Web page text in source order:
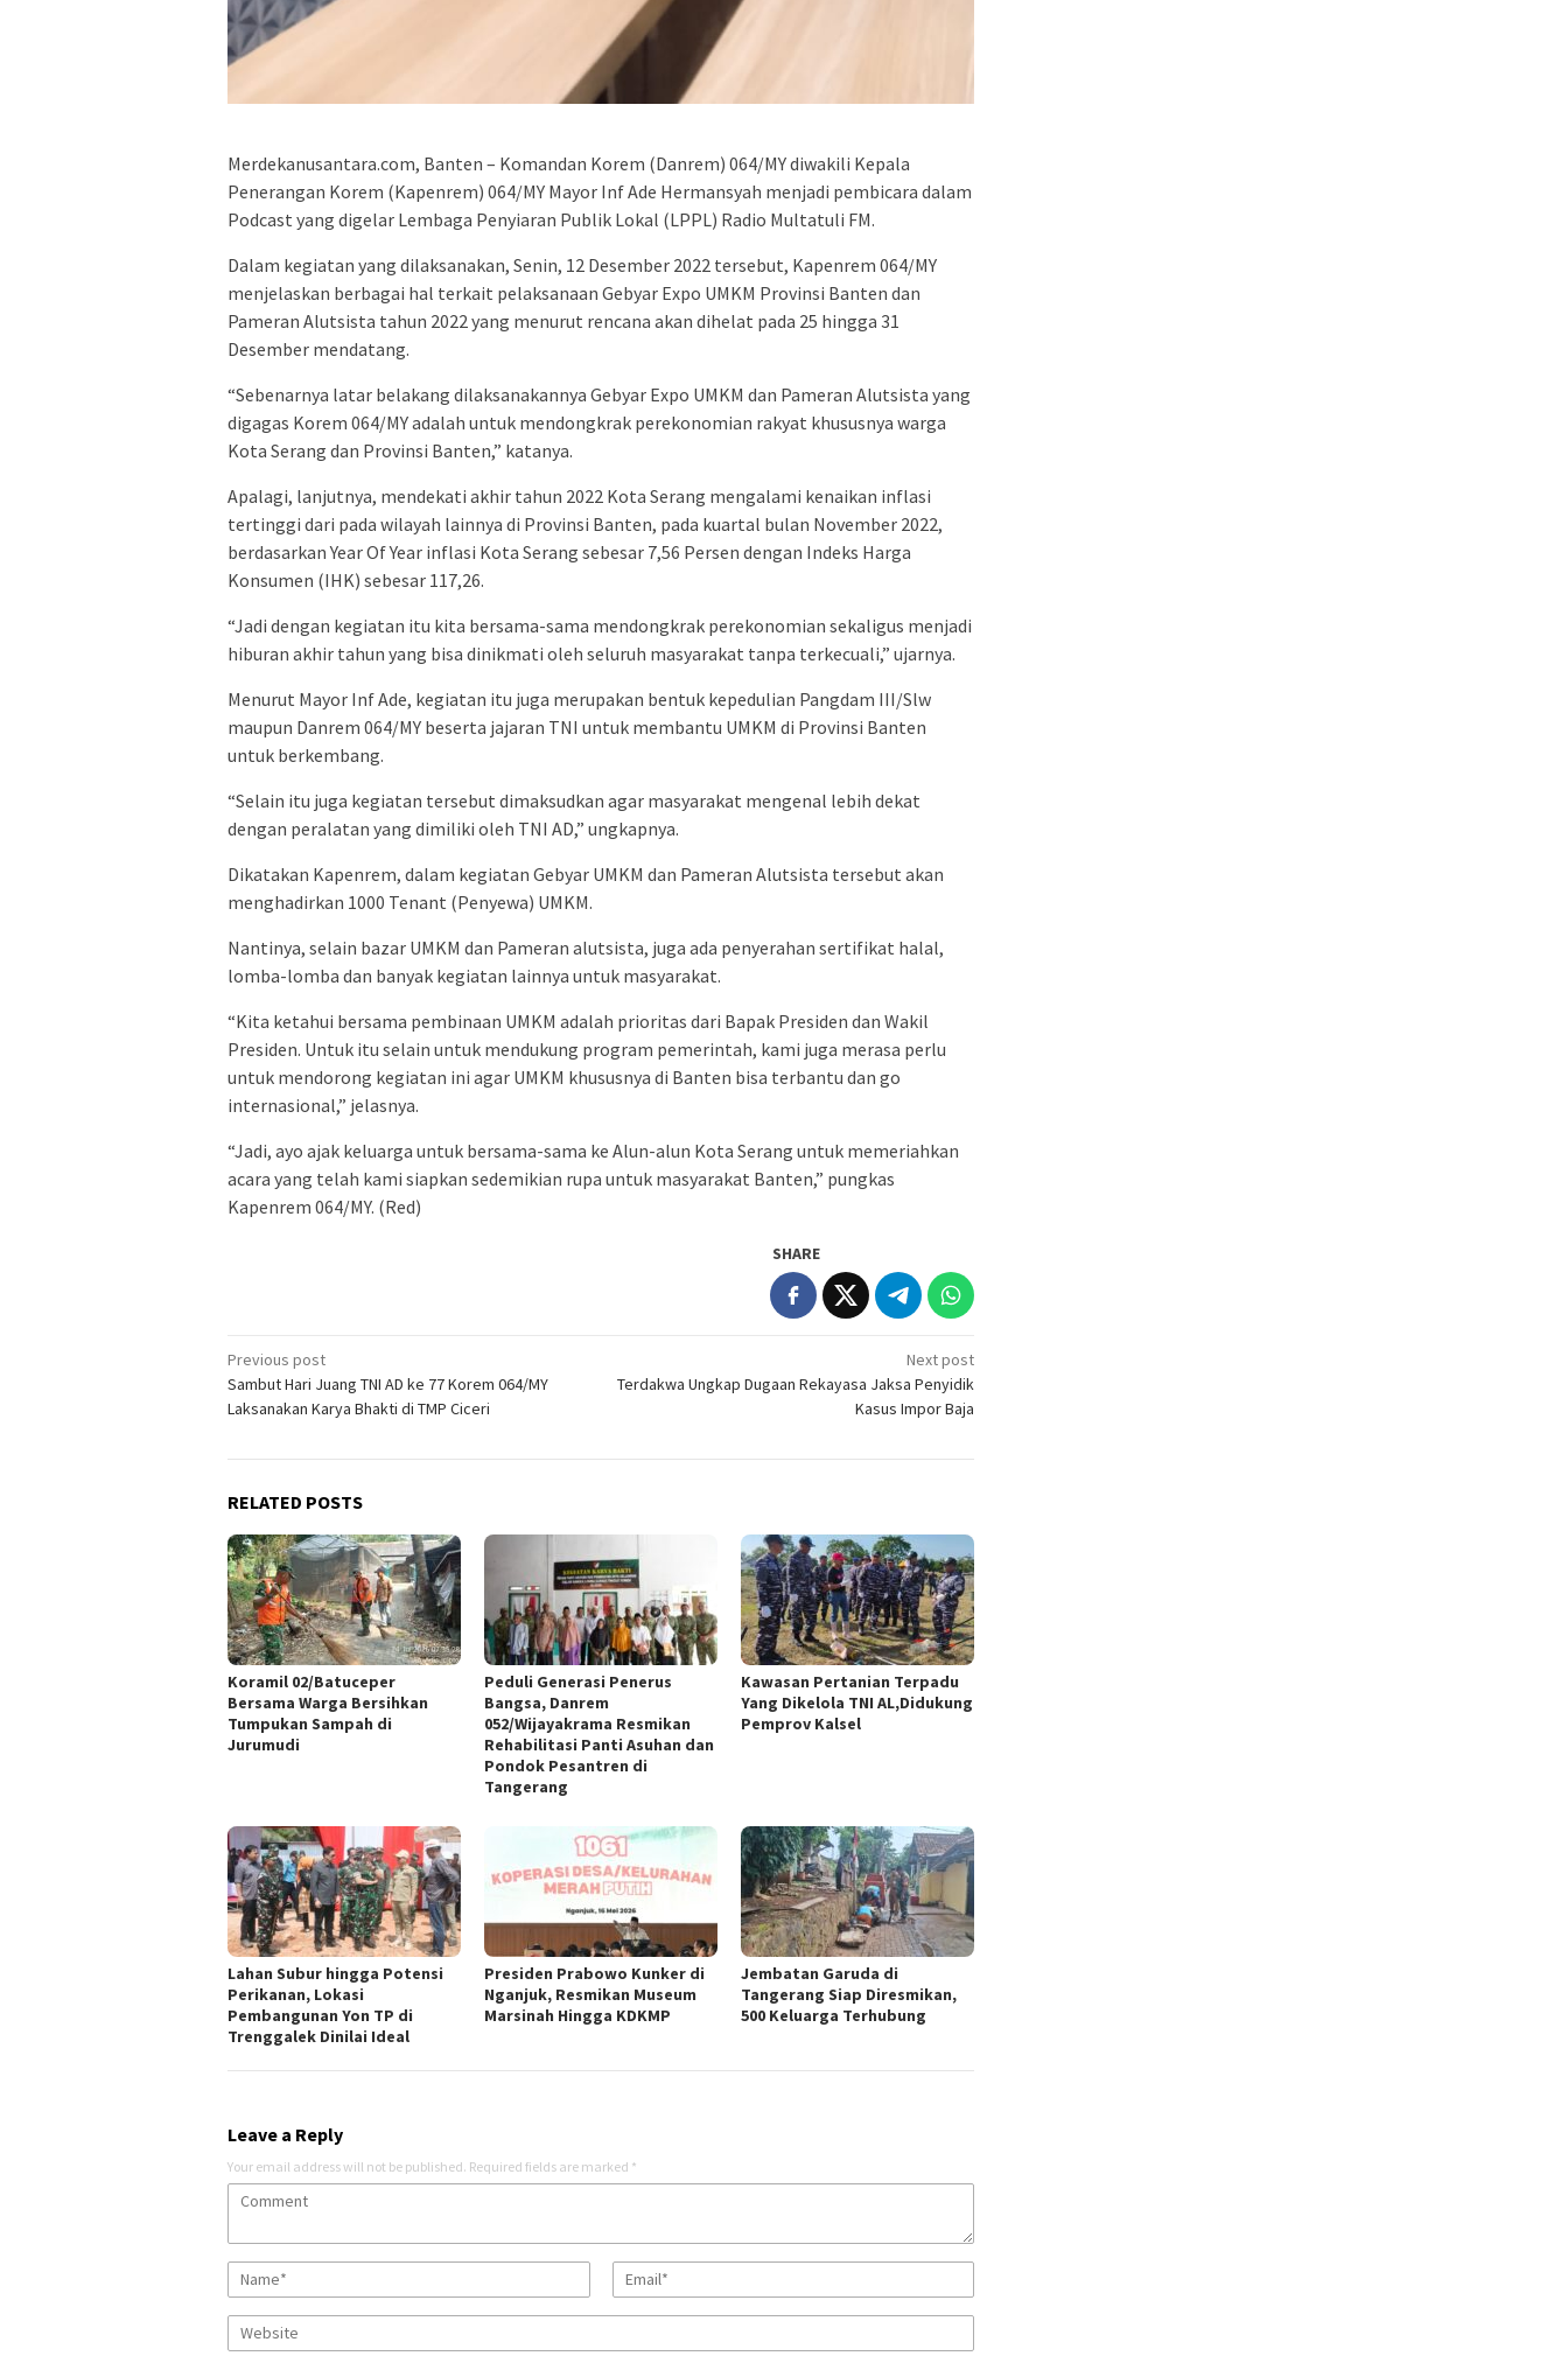
Merdekanusantara.com, Banten – Komandan Korem (Danrem) 064/MY diwakili Kepala
Penerangan Korem (Kapenrem) 064/MY Mayor Inf Ade Hermansyah menjadi pembicara dalam
Podcast yang digelar Lembaga Penyiaran Publik Lokal (LPPL) Radio Multatuli FM.
Dalam kegiatan yang dilaksanakan, Senin, 12 Desember 2022 tersebut, Kapenrem 064/MY
menjelaskan berbagai hal terkait pelaksanaan Gebyar Expo UMKM Provinsi Banten dan
Pameran Alutsista tahun 2022 yang menurut rencana akan dihelat pada 25 hingga 31
Desember mendatang.
“Sebenarnya latar belakang dilaksanakannya Gebyar Expo UMKM dan Pameran Alutsista yang
digagas Korem 064/MY adalah untuk mendongkrak perekonomian rakyat khususnya warga
Kota Serang dan Provinsi Banten,” katanya.
Apalagi, lanjutnya, mendekati akhir tahun 2022 Kota Serang mengalami kenaikan inflasi
tertinggi dari pada wilayah lainnya di Provinsi Banten, pada kuartal bulan November 2022,
berdasarkan Year Of Year inflasi Kota Serang sebesar 7,56 Persen dengan Indeks Harga
Konsumen (IHK) sebesar 117,26.
“Jadi dengan kegiatan itu kita bersama-sama mendongkrak perekonomian sekaligus menjadi
hiburan akhir tahun yang bisa dinikmati oleh seluruh masyarakat tanpa terkecuali,” ujarnya.
Menurut Mayor Inf Ade, kegiatan itu juga merupakan bentuk kepedulian Pangdam III/Slw
maupun Danrem 064/MY beserta jajaran TNI untuk membantu UMKM di Provinsi Banten
untuk berkembang.
“Selain itu juga kegiatan tersebut dimaksudkan agar masyarakat mengenal lebih dekat
dengan peralatan yang dimiliki oleh TNI AD,” ungkapnya.
Dikatakan Kapenrem, dalam kegiatan Gebyar UMKM dan Pameran Alutsista tersebut akan
menghadirkan 1000 Tenant (Penyewa) UMKM.
Nantinya, selain bazar UMKM dan Pameran alutsista, juga ada penyerahan sertifikat halal,
lomba-lomba dan banyak kegiatan lainnya untuk masyarakat.
“Kita ketahui bersama pembinaan UMKM adalah prioritas dari Bapak Presiden dan Wakil
Presiden. Untuk itu selain untuk mendukung program pemerintah, kami juga merasa perlu
untuk mendorong kegiatan ini agar UMKM khususnya di Banten bisa terbantu dan go
internasional,” jelasnya.
“Jadi, ayo ajak keluarga untuk bersama-sama ke Alun-alun Kota Serang untuk memeriahkan
acara yang telah kami siapkan sedemikian rupa untuk masyarakat Banten,” pungkas
Kapenrem 064/MY. (Red)
SHARE
Post
navigation
Previous post
Sambut Hari Juang TNI AD ke 77 Korem 064/MY
Laksanakan Karya Bhakti di TMP Ciceri
Next post
Terdakwa Ungkap Dugaan Rekayasa Jaksa Penyidik
Kasus Impor Baja
RELATED POSTS
Koramil 02/Batuceper
Bersama Warga Bersihkan
Tumpukan Sampah di
Jurumudi
Peduli Generasi Penerus
Bangsa, Danrem
052/Wijayakrama Resmikan
Rehabilitasi Panti Asuhan dan
Pondok Pesantren di
Tangerang
Kawasan Pertanian Terpadu
Yang Dikelola TNI AL,Didukung
Pemprov Kalsel
Lahan Subur hingga Potensi
Perikanan, Lokasi
Pembangunan Yon TP di
Trenggalek Dinilai Ideal
Presiden Prabowo Kunker di
Nganjuk, Resmikan Museum
Marsinah Hingga KDKMP
Jembatan Garuda di
Tangerang Siap Diresmikan,
500 Keluarga Terhubung
Leave a Reply
Your email address will not be published. Required fields are marked *